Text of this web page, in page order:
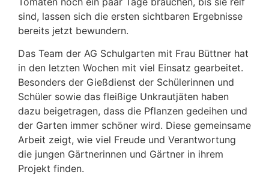
sind, lassen sich die ersten sicht­baren Ergeb­nisse
bereits jetzt bewundern.
Das Team der AG Schul­garten mit Frau Büttner hat
in den letzten Wochen mit viel Einsatz gear­beitet.
Beson­ders der Gieß­dienst der Schü­le­rinnen und
Schüler sowie das flei­ßige Unkraut­jäten haben
dazu beigetragen, dass die Pflanzen gedeihen und
der Garten immer schöner wird. Diese gemein­same
Arbeit zeigt, wie viel Freude und Verant­wor­tung
die jungen Gärt­ne­rinnen und Gärtner in ihrem
Projekt finden.